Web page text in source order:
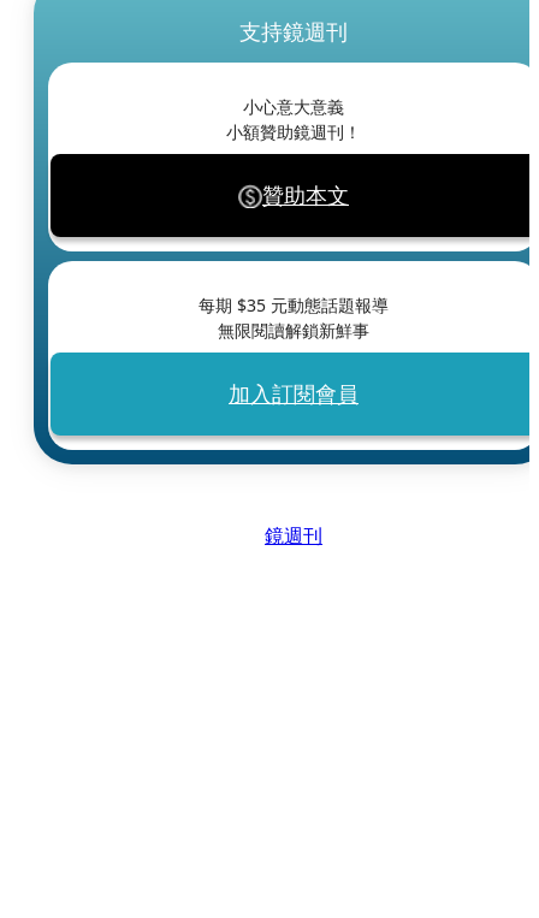
支持鏡週刊
小心意大意義
小額贊助鏡週刊！
贊助本文
每期 $35 元動態話題報導
無限閱讀解鎖新鮮事
加入訂閱會員
鏡週刊